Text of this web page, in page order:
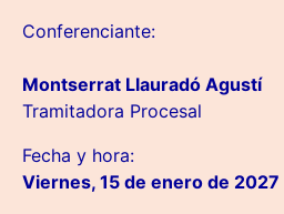
Conferenciante:
Montserrat Llauradó Agustí
Tramitadora Procesal
Fecha y hora:
Viernes, 15 de enero de 2027